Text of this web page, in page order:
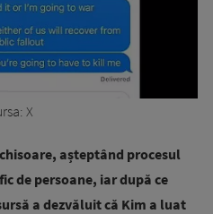
X
așteptând procesul
de persoane, iar după ce
a dezvăluit că Kim a luat